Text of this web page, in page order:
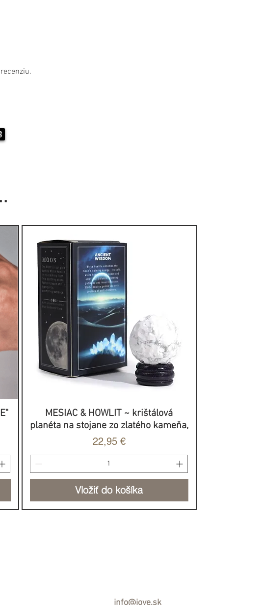
Rýchle zobrazenie
MESIAC & HOWLIT ~ krištálová
planéta na stojane zo zlatého kameňa,
Cena
22,95 €
Vložiť do košíka
info@jove.sk